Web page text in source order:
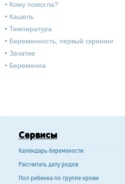
• Кому помогла?
• Кашель
• Температура
• Беременность, первый скрининг
• Зачатие
• Беременна
Сервисы
Календарь беремености
Рассчитать дату родов
Пол ребенка по группе крови